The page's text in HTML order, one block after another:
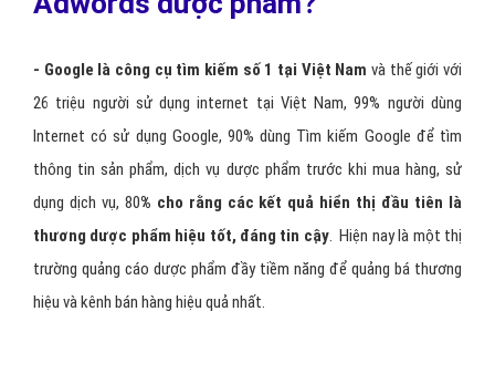
- Google là công cụ tìm kiếm số 1 tại Việt Nam và thế giới với
26 triệu người sử dụng internet tại Việt Nam, 99% người dùng
Internet có sử dụng Google, 90% dùng Tìm kiếm Google để tìm
thông tin sản phẩm, dịch vụ dược phẩm trước khi mua hàng, sử
dụng dịch vụ, 80% cho rằng các kết quả hiển thị đầu tiên là
thương dược phẩm hiệu tốt, đáng tin cậy. Hiện nay là một thị
trường quảng cáo dược phẩm đầy tiềm năng để quảng bá thương
hiệu và kênh bán hàng hiệu quả nhất.